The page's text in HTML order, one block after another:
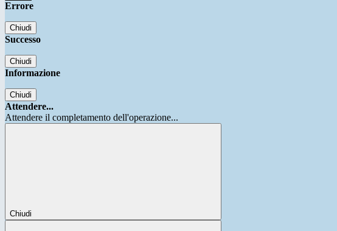
Errore
Chiudi
Successo
Chiudi
Informazione
Chiudi
Attendere...
Attendere il completamento dell'operazione...
Chiudi